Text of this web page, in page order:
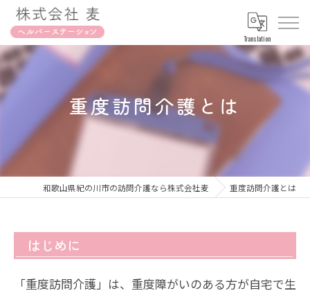
Translation
重度訪問介護とは
和歌山県紀の川市の訪問介護なら株式会社麦 重度訪問介護とは
はじめに
「重度訪問介護」は、重度障がいのある方が自宅で生